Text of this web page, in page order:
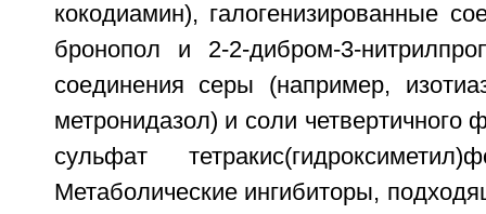
кокодиамин), галогенизированные
бронопол и 2-2-дибром-3-
соединения серы (например,
метронидазол) и соли
сульфат
Метаболические ингибиторы,